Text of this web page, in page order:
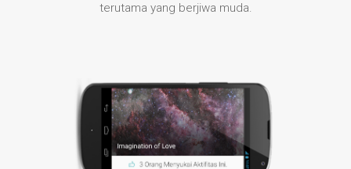
terutama yang berjiwa muda.